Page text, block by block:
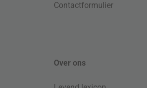
Contactformulier
Over ons